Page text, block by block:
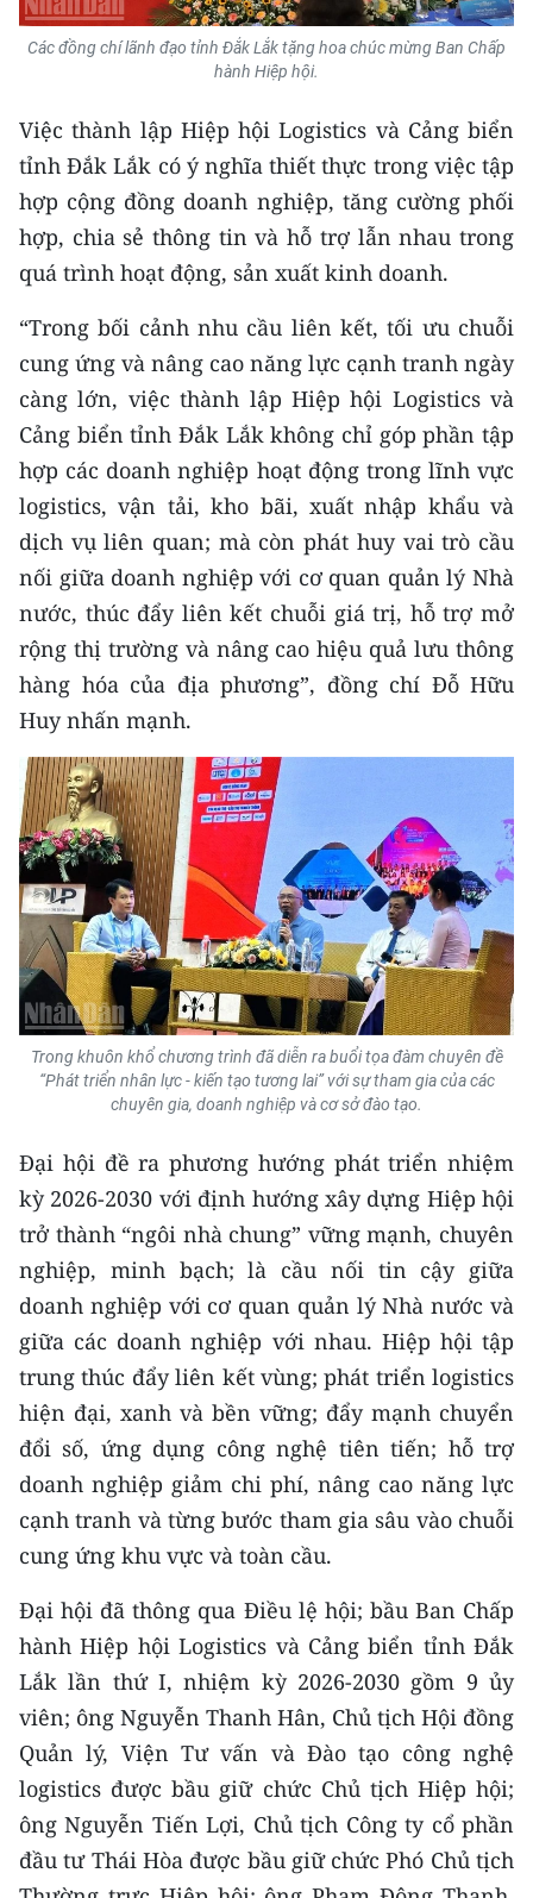
Các đồng chí lãnh đạo tỉnh Đắk Lắk tặng hoa chúc mừng Ban Chấp
hành Hiệp hội.
Việc thành lập Hiệp hội Logistics và Cảng biển
tỉnh Đắk Lắk có ý nghĩa thiết thực trong việc tập
hợp cộng đồng doanh nghiệp, tăng cường phối
hợp, chia sẻ thông tin và hỗ trợ lẫn nhau trong
quá trình hoạt động, sản xuất kinh doanh.
“Trong bối cảnh nhu cầu liên kết, tối ưu chuỗi
cung ứng và nâng cao năng lực cạnh tranh ngày
càng lớn, việc thành lập Hiệp hội Logistics và
Cảng biển tỉnh Đắk Lắk không chỉ góp phần tập
hợp các doanh nghiệp hoạt động trong lĩnh vực
logistics, vận tải, kho bãi, xuất nhập khẩu và
dịch vụ liên quan; mà còn phát huy vai trò cầu
nối giữa doanh nghiệp với cơ quan quản lý Nhà
nước, thúc đẩy liên kết chuỗi giá trị, hỗ trợ mở
rộng thị trường và nâng cao hiệu quả lưu thông
hàng hóa của địa phương”, đồng chí Đỗ Hữu
Huy nhấn mạnh.
Trong khuôn khổ chương trình đã diễn ra buổi tọa đàm chuyên đề
“Phát triển nhân lực - kiến tạo tương lai” với sự tham gia của các
chuyên gia, doanh nghiệp và cơ sở đào tạo.
Đại hội đề ra phương hướng phát triển nhiệm
kỳ 2026-2030 với định hướng xây dựng Hiệp hội
trở thành “ngôi nhà chung” vững mạnh, chuyên
nghiệp, minh bạch; là cầu nối tin cậy giữa
doanh nghiệp với cơ quan quản lý Nhà nước và
giữa các doanh nghiệp với nhau. Hiệp hội tập
trung thúc đẩy liên kết vùng; phát triển logistics
hiện đại, xanh và bền vững; đẩy mạnh chuyển
đổi số, ứng dụng công nghệ tiên tiến; hỗ trợ
doanh nghiệp giảm chi phí, nâng cao năng lực
cạnh tranh và từng bước tham gia sâu vào chuỗi
cung ứng khu vực và toàn cầu.
Đại hội đã thông qua Điều lệ hội; bầu Ban Chấp
hành Hiệp hội Logistics và Cảng biển tỉnh Đắk
Lắk lần thứ I, nhiệm kỳ 2026-2030 gồm 9 ủy
viên; ông Nguyễn Thanh Hân, Chủ tịch Hội đồng
Quản lý, Viện Tư vấn và Đào tạo công nghệ
logistics được bầu giữ chức Chủ tịch Hiệp hội;
ông Nguyễn Tiến Lợi, Chủ tịch Công ty cổ phần
đầu tư Thái Hòa được bầu giữ chức Phó Chủ tịch